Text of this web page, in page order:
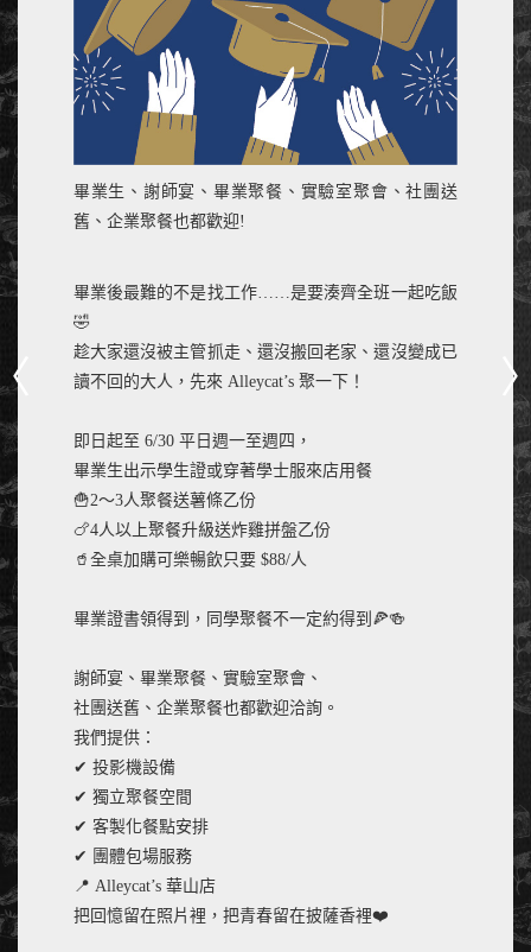
畢業生、謝師宴、畢業聚餐、實驗室聚會、社團送
舊、企業聚餐也都歡迎!
畢業後最難的不是找工作……是要湊齊全班一起吃飯
🤣
趁大家還沒被主管抓走、還沒搬回老家、還沒變成已
讀不回的大人，先來 Alleycat’s 聚一下！
即日起至 6/30 平日週一至週四，
畢業生出示學生證或穿著學士服來店用餐
🍟2～3人聚餐送薯條乙份
🍗4人以上聚餐升級送炸雞拼盤乙份
🥤全桌加購可樂暢飲只要 $88/人
畢業證書領得到，同學聚餐不一定約得到🍕🍻
謝師宴、畢業聚餐、實驗室聚會、
社團送舊、企業聚餐也都歡迎洽詢。
我們提供：
✔ 投影機設備
✔ 獨立聚餐空間
✔ 客製化餐點安排
✔ 團體包場服務
📍 Alleycat’s 華山店
把回憶留在照片裡，把青春留在披薩香裡❤️